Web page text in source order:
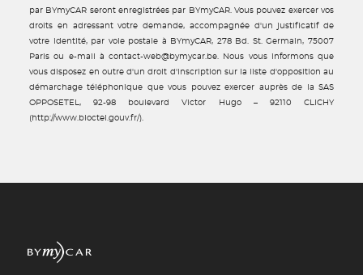
par BYmyCAR seront enregistrées par BYmyCAR. Vous pouvez exercer vos
droits en adressant votre demande, accompagnée d'un justificatif de
votre identité, par voie postale à BYmyCAR, 278 Bd. St. Germain, 75007
Paris ou e-mail à contact-web@bymycar.be. Nous vous informons que
vous disposez en outre d'un droit d'inscription sur la liste d'opposition au
démarchage téléphonique que vous pouvez exercer auprès de la SAS
OPPOSETEL, 92-98 boulevard Victor Hugo – 92110 CLICHY
(http://www.bloctel.gouv.fr/).